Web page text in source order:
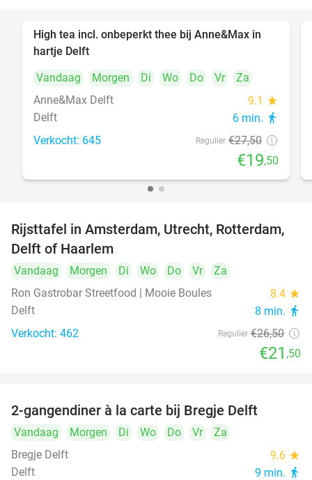
29%
High tea incl. onbeperkt thee bij Anne&Max in
hartje Delft
Vandaag
Morgen Di Wo Do Vr
Za
Anne&Max Delft
9.1 star
Delft 6 min. directions_walk
Verkocht: 645 Regulier €27,50
€19,50
19%
Rijsttafel in Amsterdam, Utrecht, Rotterdam,
Delft of Haarlem
Vandaag Morgen Di Wo Do Vr
Za
Ron Gastrobar Streetfood | Mooie Boules
8.4 star
Delft 8 min. directions_walk
Verkocht: 462 Regulier €26,50
€21 ,50
2-gangendiner à la carte bij Bregje Delft
Vandaag Morgen Di Wo Do Vr
Za
Bregje Delft
9.6 star
Delft 9 min. directions_walk